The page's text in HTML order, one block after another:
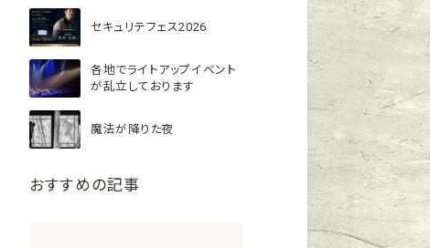
セキュリテフェス2026
各地でライトアップイベント
が乱立しております
魔法が降りた夜
おすすめの記事